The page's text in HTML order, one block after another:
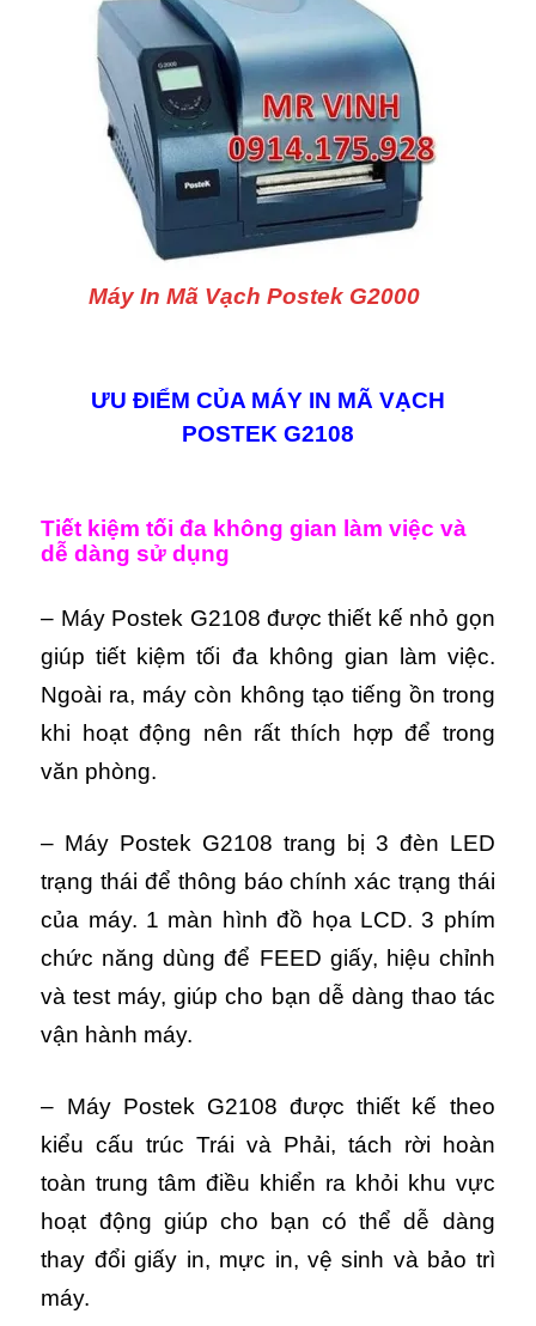
Máy In Mã Vạch Postek G2000
ƯU ĐIỂM CỦA MÁY IN MÃ VẠCH
POSTEK G2108
Tiết kiệm tối đa không gian làm việc và
dễ dàng sử dụng
– Máy Postek G2108 được thiết kế nhỏ gọn
giúp tiết kiệm tối đa không gian làm việc.
Ngoài ra, máy còn không tạo tiếng ồn trong
khi hoạt động nên rất thích hợp để trong
văn phòng.
– Máy Postek G2108 trang bị 3 đèn LED
trạng thái để thông báo chính xác trạng thái
của máy. 1 màn hình đồ họa LCD. 3 phím
chức năng dùng để FEED giấy, hiệu chỉnh
và test máy, giúp cho bạn dễ dàng thao tác
vận hành máy.
– Máy Postek G2108 được thiết kế theo
kiểu cấu trúc Trái và Phải, tách rời hoàn
toàn trung tâm điều khiển ra khỏi khu vực
hoạt động giúp cho bạn có thể dễ dàng
thay đổi giấy in, mực in, vệ sinh và bảo trì
máy.